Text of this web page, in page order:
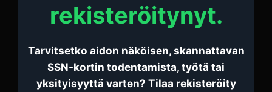
rekisteröitynyt.
Tarvitsetko aidon näköisen, skannattavan
SSN-kortin todentamista, työtä tai
yksityisyyttä varten? Tilaa rekisteröity